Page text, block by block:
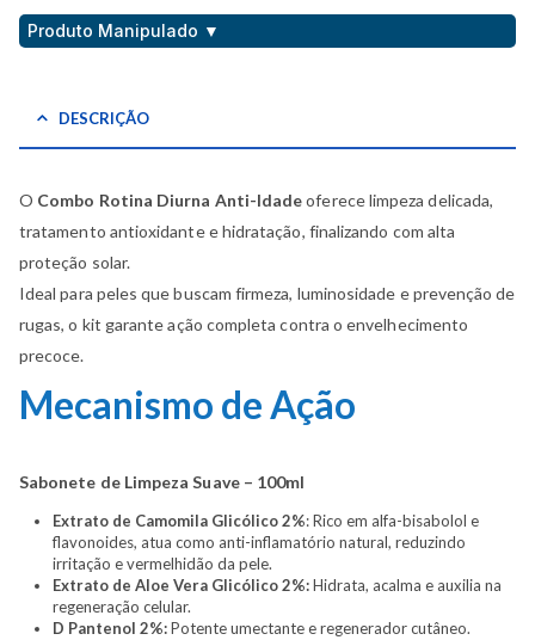
Produto Manipulado ▼
DESCRIÇÃO
O Combo Rotina Diurna Anti-Idadeoferece limpeza delicada,
tratamento antioxidante e hidratação, finalizando com alta
proteção solar.
Ideal para peles que buscam firmeza, luminosidade e prevenção de
rugas, o kit garante ação completa contra o envelhecimento
precoce.
Mecanismo de Ação
Sabonete de Limpeza Suave – 100ml
Extrato de Camomila Glicólico 2%: Rico em alfa-bisabolol e
flavonoides, atua como anti-inflamatório natural, reduzindo
irritação e vermelhidão da pele.
Extrato de Aloe Vera Glicólico 2%:Hidrata, acalma e auxilia na
regeneração celular.
D Pantenol 2%:Potente umectante e regenerador cutâneo.